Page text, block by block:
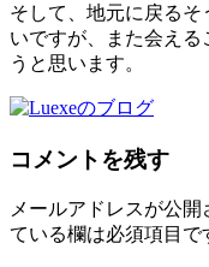
そして、地元に戻る
いですが、また会える
うと思います。
コメントを残す
メールアドレスが公開
ている欄は必須項目で